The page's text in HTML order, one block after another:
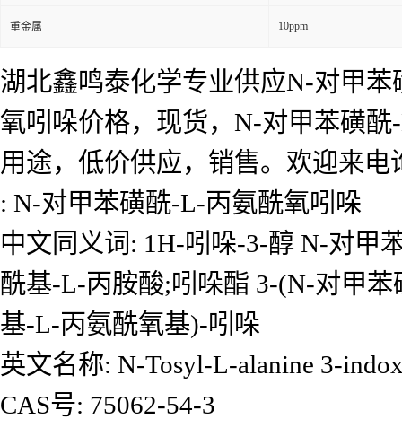
重金属 10ppm
湖北鑫鸣泰化学专业供应N-对甲
氧吲哚价格，现货，N-对甲苯磺
用途，低价供应，销售。欢迎来
: N-对甲苯磺酰-L-丙氨酰氧吲哚
中文同义词: 1H-吲哚-3-醇 N-对甲
酰基-L-丙胺酸;吲哚酯 3-(N-对甲
基-L-丙氨酰氧基)-吲哚
英文名称: N-Tosyl-L-alanine 3-
CAS号: 75062-54-3